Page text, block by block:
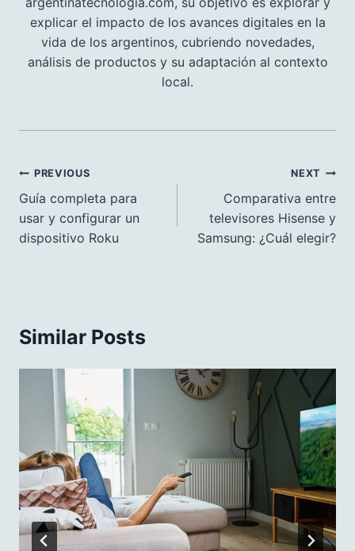
explicar el impacto de los avances digitales en la
vida de los argentinos, cubriendo novedades,
análisis de productos y su adaptación al contexto
local.
Navegación
de
entradas
PREVIOUS
Guía completa para
usar y configurar un
dispositivo Roku
NEXT
Comparativa entre
televisores Hisense y
Samsung: ¿Cuál elegir?
Similar Posts